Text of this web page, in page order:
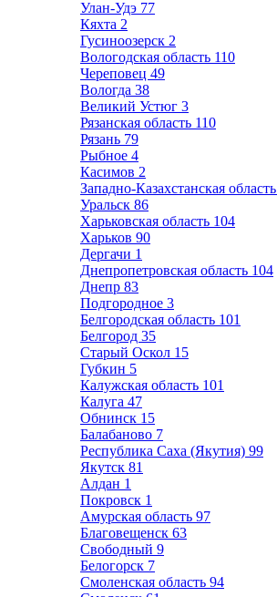
Улан-Удэ 77
Кяхта 2
Гусиноозерск 2
Вологодская область 110
Череповец 49
Вологда 38
Великий Устюг 3
Рязанская область 110
Рязань 79
Рыбное 4
Касимов 2
Западно-Казахстанская область
Уральск 86
Харьковская область 104
Харьков 90
Дергачи 1
Днепропетровская область 104
Днепр 83
Подгородное 3
Белгородская область 101
Белгород 35
Старый Оскол 15
Губкин 5
Калужская область 101
Калуга 47
Обнинск 15
Балабаново 7
Республика Саха (Якутия) 99
Якутск 81
Алдан 1
Покровск 1
Амурская область 97
Благовещенск 63
Свободный 9
Белогорск 7
Смоленская область 94